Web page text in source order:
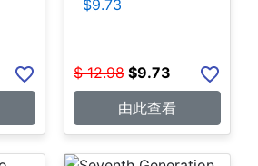
$9.73
$ 12.98 $9.73
由此查看